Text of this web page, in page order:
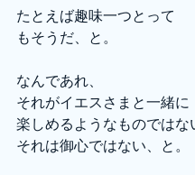
たとえば趣味一つとって
もそうだ、と。
なんであれ、
それがイエスさまと一緒に
楽しめるようなものではな
それは御心ではない、と。